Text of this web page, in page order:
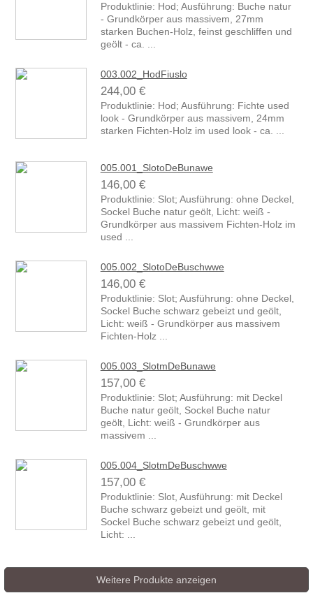
Produktlinie: Hod; Ausführung: Buche natur
- Grundkörper aus massivem, 27mm
starken Buchen-Holz, feinst geschliffen und
geölt - ca. ...
003.002_HodFiuslo
244,00 €
Produktlinie: Hod; Ausführung: Fichte used
look - Grundkörper aus massivem, 24mm
starken Fichten-Holz im used look - ca. ...
005.001_SlotoDeBunawe
146,00 €
Produktlinie: Slot; Ausführung: ohne Deckel,
Sockel Buche natur geölt, Licht: weiß -
Grundkörper aus massivem Fichten-Holz im
used ...
005.002_SlotoDeBuschwwe
146,00 €
Produktlinie: Slot; Ausführung: ohne Deckel,
Sockel Buche schwarz gebeizt und geölt,
Licht: weiß - Grundkörper aus massivem
Fichten-Holz ...
005.003_SlotmDeBunawe
157,00 €
Produktlinie: Slot; Ausführung: mit Deckel
Buche natur geölt, Sockel Buche natur
geölt, Licht: weiß - Grundkörper aus
massivem ...
005.004_SlotmDeBuschwwe
157,00 €
Produktlinie: Slot, Ausführung: mit Deckel
Buche schwarz gebeizt und geölt, mit
Sockel Buche schwarz gebeizt und geölt,
Licht: ...
Weitere Produkte anzeigen